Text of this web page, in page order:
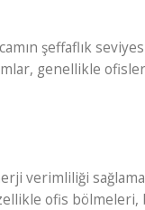
şeffaflık
genellikle
verimliliği sağlamak
ofis bölmeleri,